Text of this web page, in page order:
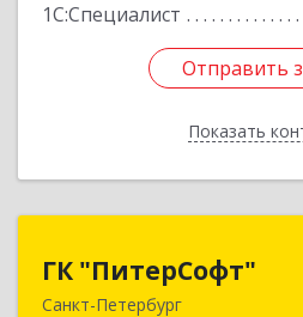
1С:Специалист
Отправить
Показать
Отправить
Назад
ГК "ПитерСофт"
Санкт-Петербург197136, Санкт-